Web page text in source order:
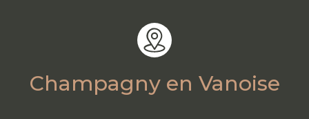
Champagny en Vanoise